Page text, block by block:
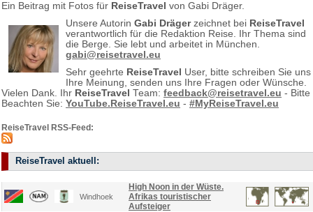
Ein Beitrag mit Fotos für ReiseTravel von Gabi Dräger.
Unsere Autorin Gabi Drägerzeichnet bei ReiseTravel
verantwortlich für die Redaktion Reise. Ihr Thema sind
die Berge. Sie lebt und arbeitet in München.
gabi@reisetravel.eu
Sehr geehrte ReiseTravel User, bitte schreiben Sie uns
Ihre Meinung, senden uns Ihre Fragen oder Wünsche.
Vielen Dank. Ihr ReiseTravel Team: feedback@reisetravel.eu - Bitte
Beachten Sie: YouTube.ReiseTravel.eu - #MyReiseTravel.eu
ReiseTravel RSS-Feed:
ReiseTravel aktuell:
Windhoek
High Noon in der Wüste.
Afrikas touristischer
Aufsteiger